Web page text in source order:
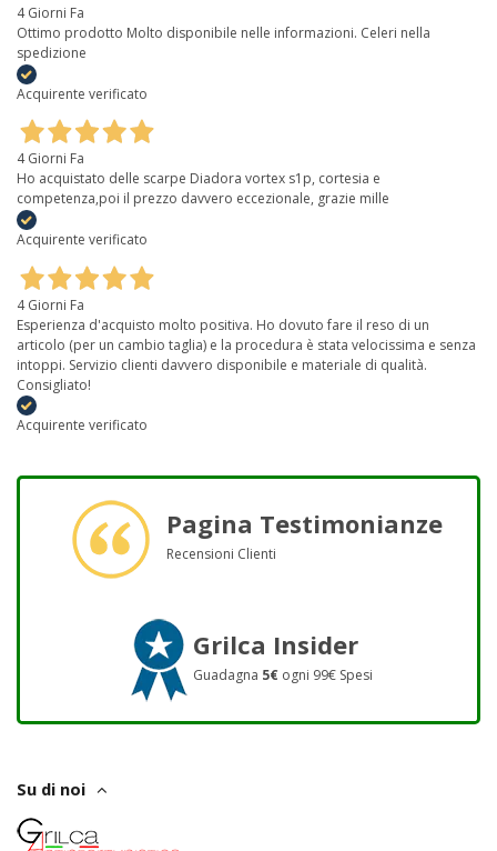
4 Giorni Fa
Ottimo prodotto Molto disponibile nelle informazioni. Celeri nella
spedizione
Acquirente verificato
4 Giorni Fa
Ho acquistato delle scarpe Diadora vortex s1p, cortesia e
competenza,poi il prezzo davvero eccezionale, grazie mille
Acquirente verificato
4 Giorni Fa
Esperienza d'acquisto molto positiva. Ho dovuto fare il reso di un
articolo (per un cambio taglia) e la procedura è stata velocissima e senza
intoppi. Servizio clienti davvero disponibile e materiale di qualità.
Consigliato!
Acquirente verificato
Pagina Testimonianze
Recensioni Clienti
Grilca Insider
Guadagna 5€ ogni 99€ Spesi
Su di noi